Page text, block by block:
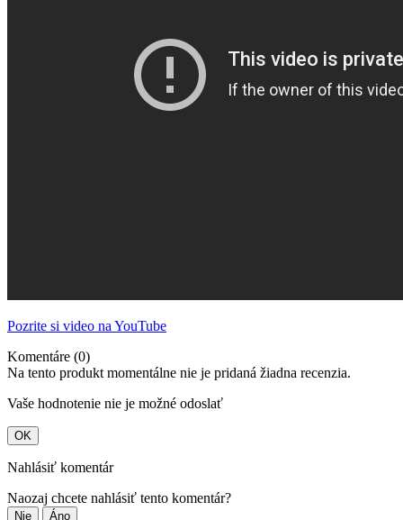
Pozrite si video na YouTube
Komentáre (0)
Na tento produkt momentálne nie je pridaná žiadna recenzia.
Vaše hodnotenie nie je možné odoslať
OK
Nahlásiť komentár
Naozaj chcete nahlásiť tento komentár?
Nie Áno